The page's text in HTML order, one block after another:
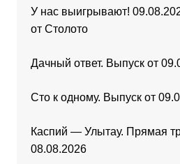
У нас выигрывают!
от Столото
Дачный ответ. Выпуск от
Сто к одному. Выпуск от
Каспий — Улытау. Прямая
08.08.2026